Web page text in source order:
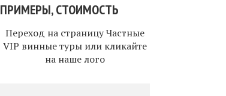
ПРИМЕРЫ, СТОИМОСТЬ
Переход на страницуЧастные
VIP винные туры или кликайте
на наше лого